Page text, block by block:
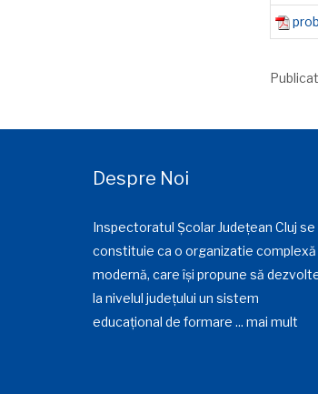
Despre Noi
Inspectoratul Școlar Județean Cluj se
constituie ca o organizatie complexă
modernă, care își propune să
la nivelul județului un sistem
educațional de formare ... mai mult